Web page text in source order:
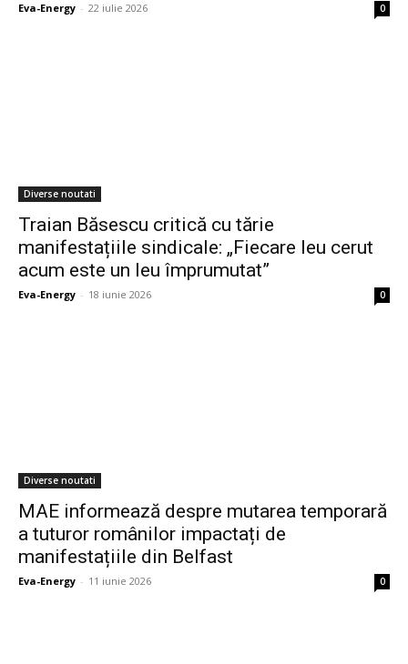
Eva-Energy - 22 iulie 2026 0
Diverse noutati
Traian Băsescu critică cu tărie
manifestațiile sindicale: „Fiecare leu cerut
acum este un leu împrumutat”
Eva-Energy - 18 iunie 2026 0
Diverse noutati
MAE informează despre mutarea temporară
a tuturor românilor impactați de
manifestațiile din Belfast
Eva-Energy - 11 iunie 2026 0